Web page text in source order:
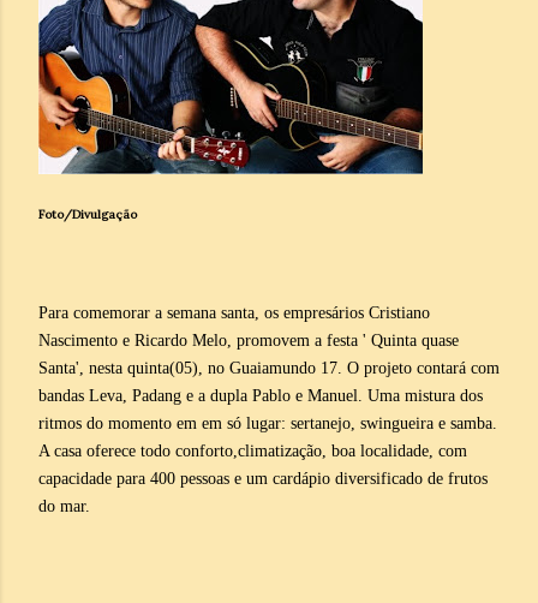
Foto/Divulgação
Para comemorar a semana santa, os empresários Cristiano
Nascimento e Ricardo Melo, promovem a festa ' Quinta quase
Santa', nesta quinta(05), no Guaiamundo 17. O projeto contará com
bandas Leva, Padang e a dupla Pablo e Manuel. Uma mistura dos
ritmos do momento em em só lugar: sertanejo, swingueira e samba.
A casa oferece todo conforto,climatização, boa localidade, com
capacidade para 400 pessoas e um cardápio diversificado de frutos
do mar.